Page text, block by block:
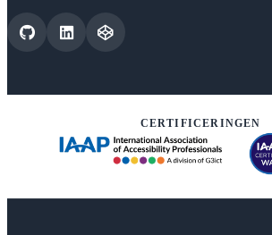
CERTIFICERINGEN